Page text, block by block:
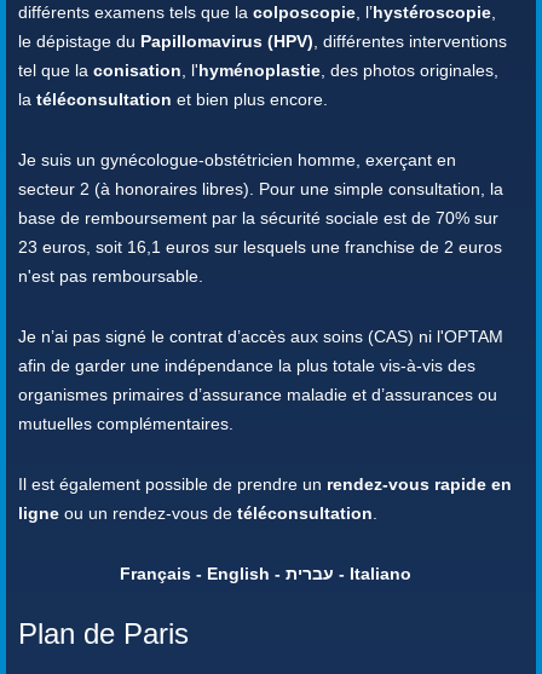
différents examens tels que la colposcopie , l’hystéroscopie
le dépistage du Papillomavirus (HPV) , différentes interventions
tel que la conisation , l'hyménoplastie , des photos originales,
la téléconsultation et bien plus encore.
Je suis un gynécologue-obstétricien homme, exerçant en
secteur 2 (à honoraires libres). Pour une simple consultation, la
base de remboursement par la sécurité sociale est de 70% sur
23 euros, soit 16,1 euros sur lesquels une franchise de 2 euros
n'est pas remboursable.
Je n’ai pas signé le contrat d’accès aux soins (CAS) ni l'OPTAM
afin de garder une indépendance la plus totale vis-à-vis des
organismes primaires d’assurance maladie et d’assurances ou
mutuelles complémentaires.
Il est également possible de prendre un rendez-vous rapide en
ligne ou un rendez-vous de téléconsultation
Français - English - עברית - Italiano
Plan de Paris